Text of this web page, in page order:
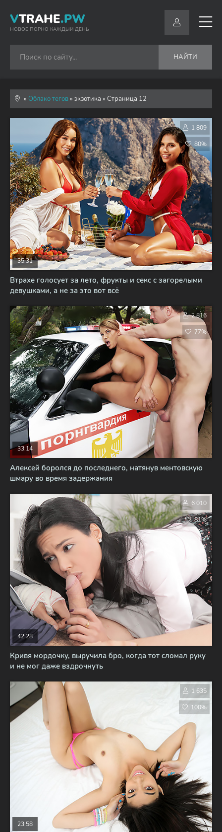
VTRAHE.PW
НОВОЕ ПОРНО КАЖДЫЙ ДЕНЬ
НАЙТИ
» Облако тегов» экзотика » Страница 12
Втрахе голосует за лето, фрукты и секс с загорелыми
девушками, а не за это вот всё
35:31
1 809
80%
Алексей боролся до последнего, натянув ментовскую
шмару во время задержания
33:14
2 816
77%
Кривя мордочку, выручила бро, когда тот сломал руку
и не мог даже вздрочнуть
42:28
6 010
81%
23:58
1 635
100%